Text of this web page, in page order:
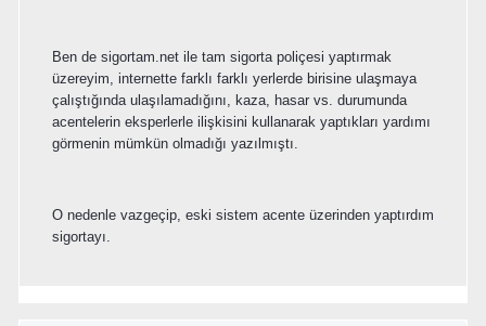
Ben de sigortam.net ile tam sigorta poliçesi yaptırmak
üzereyim, internette farklı farklı yerlerde birisine ulaşmaya
çalıştığında ulaşılamadığını, kaza, hasar vs. durumunda
acentelerin eksperlerle ilişkisini kullanarak yaptıkları yardımı
görmenin mümkün olmadığı yazılmıştı.
O nedenle vazgeçip, eski sistem acente üzerinden yaptırdım
sigortayı.